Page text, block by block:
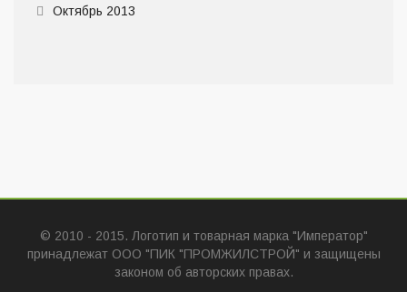
Октябрь 2013
© 2010 - 2015. Логотип и товарная марка "Император"
принадлежат ООО "ПИК "ПРОМЖИЛСТРОЙ" и защищены
законом об авторских правах.